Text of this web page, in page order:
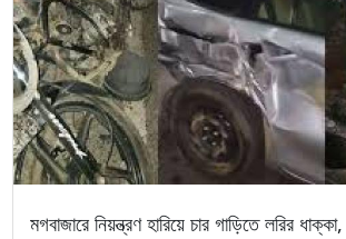
মগবাজারে নিয়ন্ত্রণ হারিয়ে চার গাড়িতে লরির